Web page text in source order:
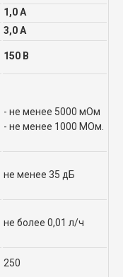
1,0 А
3,0 А
150 В
- не менее 5000 мОм
- не менее 1000 МОм.
не менее 35 дБ
не более 0,01 л/ч
250